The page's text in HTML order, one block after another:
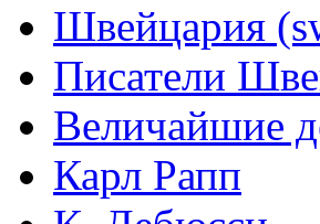
Швейцария
Писатели
Величайшие
Карл Рапп